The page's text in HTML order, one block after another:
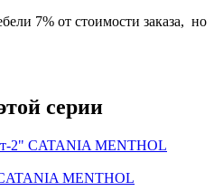
7% от стоимости заказа, но
серии
MENTHOL